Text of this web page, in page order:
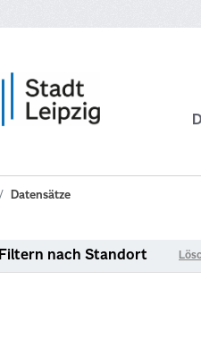
Datensätze
Filtern nach Standort